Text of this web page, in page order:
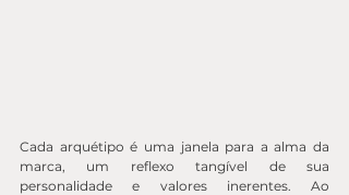
Cada arquétipo é uma janela para a alma da
marca, um reflexo tangível de sua
personalidade e valores inerentes. Ao